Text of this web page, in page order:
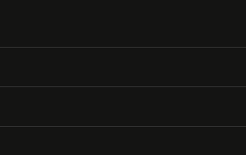
Üzlet kereső
Inspiráció